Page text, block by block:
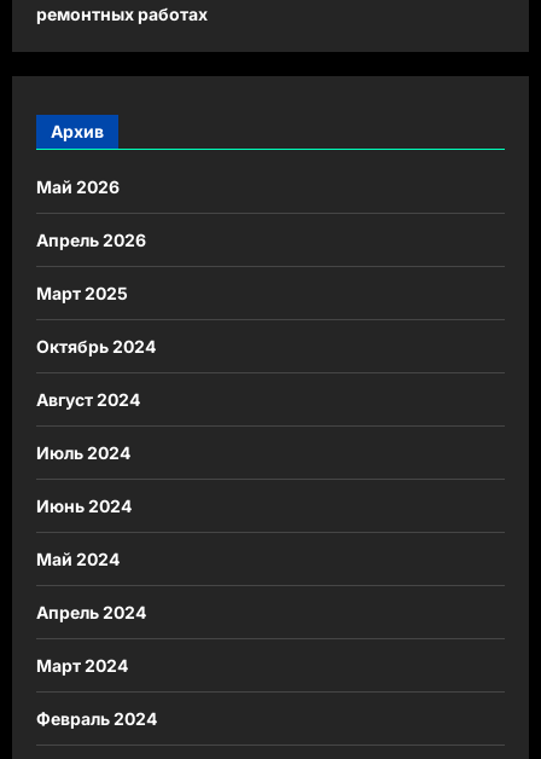
ремонтных работах
Архив
Май 2026
Апрель 2026
Март 2025
Октябрь 2024
Август 2024
Июль 2024
Июнь 2024
Май 2024
Апрель 2024
Март 2024
Февраль 2024